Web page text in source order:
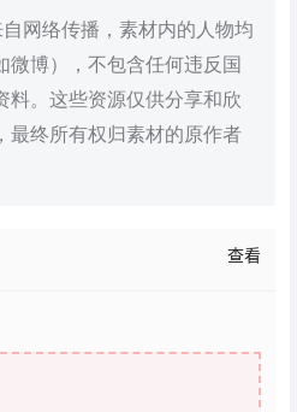
网络传播，素材内的人物均
微博），不包含任何违反国
料。这些资源仅供分享和欣
最终所有权归素材的原作者
查看